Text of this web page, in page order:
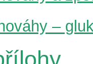
–